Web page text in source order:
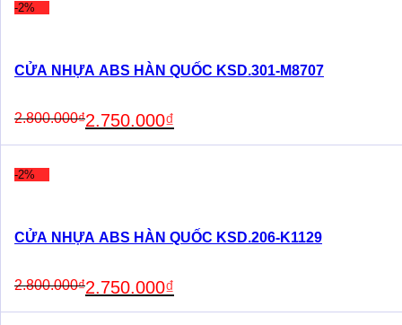
-2%
CỬA NHỰA ABS HÀN QUỐC KSD.301-M8707
2.800.000₫
price
was:
2.750.000₫
price
is:
-2%
CỬA NHỰA ABS HÀN QUỐC KSD.206-K1129
2.800.000₫
price
was:
2.750.000₫
price
is: